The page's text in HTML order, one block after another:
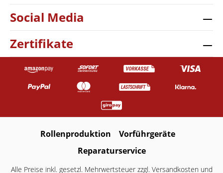
Social Media
Zertifikate
Rollenproduktion
Vorführgeräte
Reparaturservice
Alle Preise inkl. gesetzl. Mehrwertsteuer zzgl. Versandkostenund